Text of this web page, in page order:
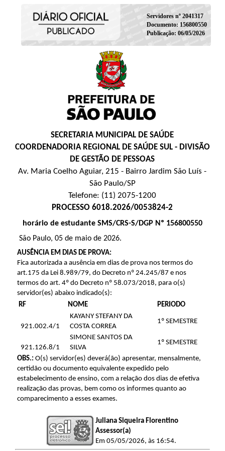
Servidores nº 2041317
Documento: 156800550
Publicação: 06/05/2026
SECRETARIA MUNICIPAL DE SAÚDE
COORDENADORIA REGIONAL DE SAÚDE SUL - DIVISÃO
DE GESTÃO DE PESSOAS
Av. Maria Coelho Aguiar, 215 - Bairro Jardim São Luís -
São Paulo/SP
Telefone: (11) 2075-1200
PROCESSO 6018.2026/0053824-2
horário de estudante SMS/CRS-S/DGP Nº 156800550
São Paulo, 05 de maio de 2026.
AUSÊNCIA EM DIAS DE PROVA:
Fica autorizada a ausência em dias de prova nos termos do
art.175 da Lei 8.989/79, do Decreto nº 24.245/87 e nos
termos do art. 4º do Decreto nº 58.073/2018, para o(s)
servidor(es) abaixo indicado(s):
RF
NOME PERIODO
921.002.4/1
KAYANY STEFANY DA
COSTA CORREA
1º SEMESTRE
921.126.8/1
SIMONE SANTOS DA
SILVA
1º SEMESTRE
OBS.: O(s) servidor(es) deverá(ão) apresentar, mensalmente,
certidão ou documento equivalente expedido pelo
estabelecimento de ensino, com a relação dos dias de efetiva
realização das provas, bem como os informes quanto ao
comparecimento a esses exames.
Juliana Siqueira Florentino
Assessor(a)
Em 05/05/2026, às 16:54.